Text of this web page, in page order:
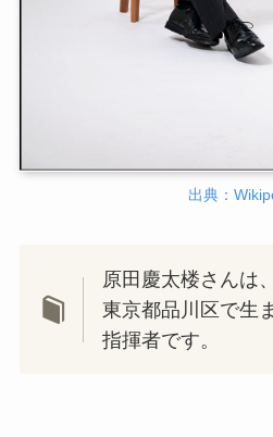
出典：
原田慶太楼さんは
東京都品川区で生
指揮者です。